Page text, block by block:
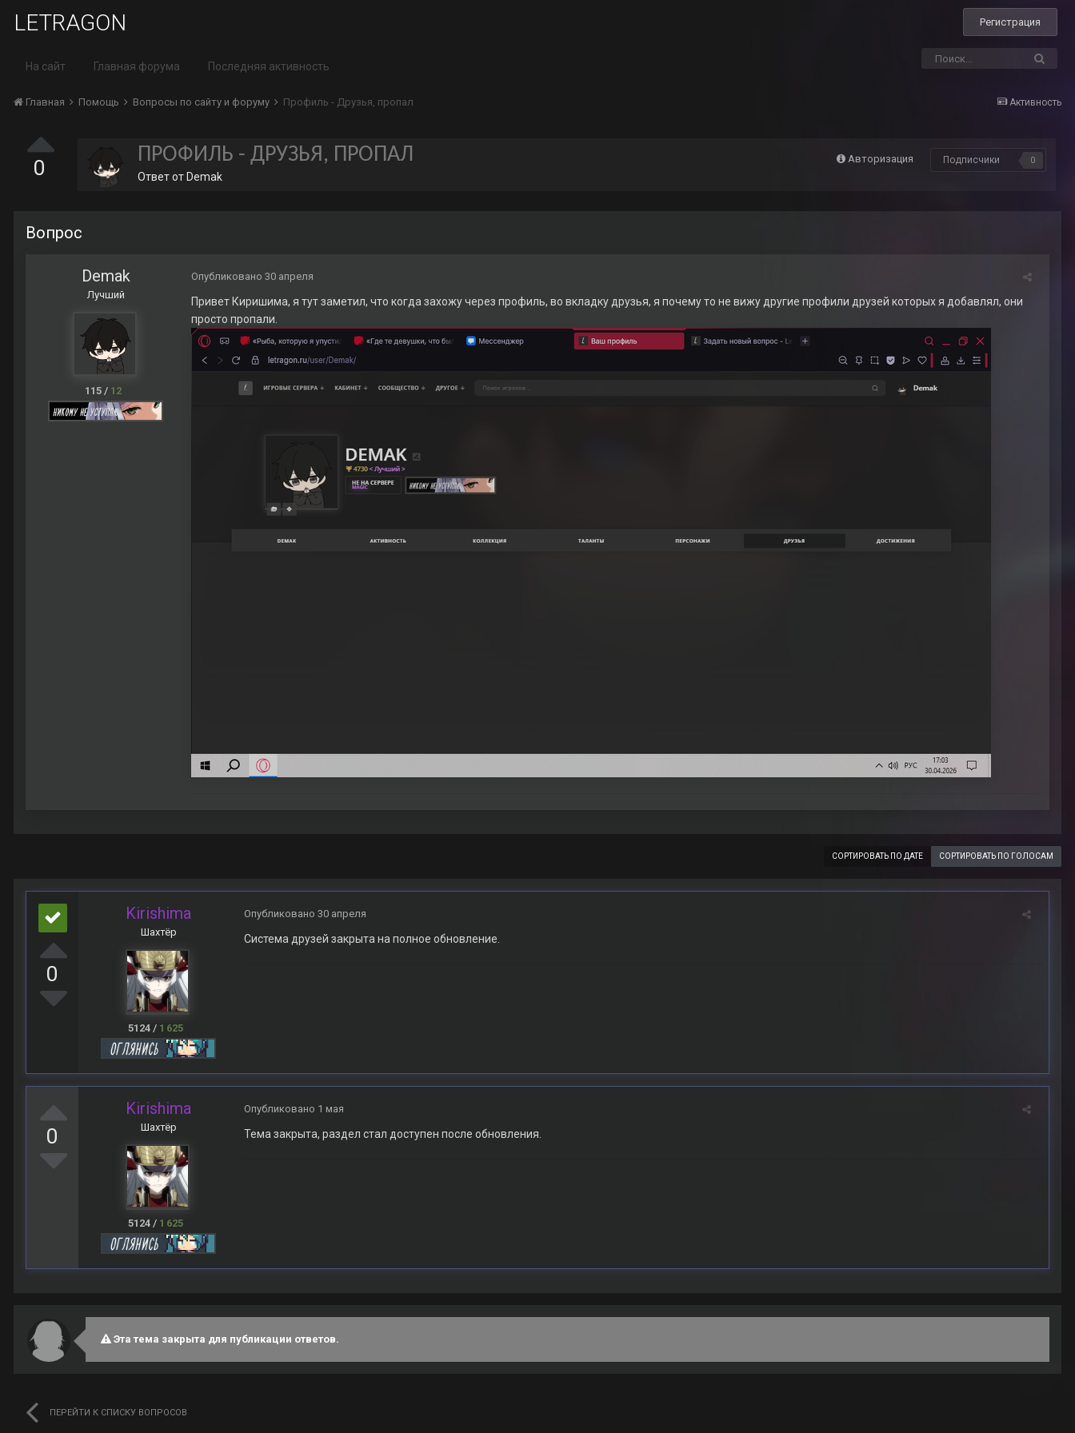
LETRAGON Регистрация
На сайт Главная форума Последняя активность
Активность
Главная Помощь Вопросы по сайту и форуму Профиль - Друзья, пропал
0 Авторизация Подписчики 0
ПРОФИЛЬ - ДРУЗЬЯ, ПРОПАЛ
Ответ от Demak
Вопрос
Demak
Лучший
115/ 12
Опубликовано 30 апреля
Привет Киришима, я тут заметил, что когда захожу через профиль, во вкладку друзья, я почему то не вижу другие профили друзей которых я добавлял, они
просто пропали.
СОРТИРОВАТЬ ПО ГОЛОСАМ
СОРТИРОВАТЬ ПО ДАТЕ
0
Kirishima
Шахтёр
5124 / 1 625
Опубликовано 30 апреля
Система друзей закрыта на полное обновление.
0
Kirishima
Шахтёр
5124 / 1 625
Опубликовано 1 мая
Тема закрыта, раздел стал доступен после обновления.
Эта тема закрыта для публикации ответов.
ПЕРЕЙТИ К СПИСКУ ВОПРОСОВ